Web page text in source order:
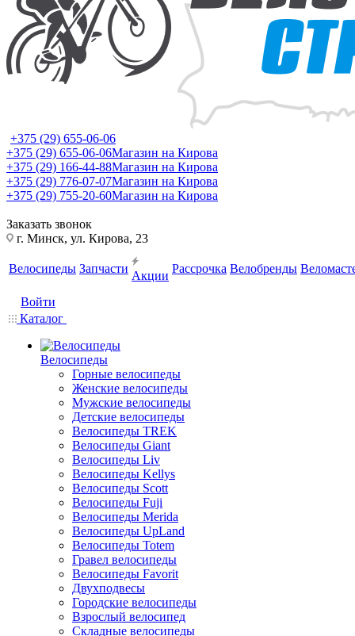
+375 (29) 655-06-06
+375 (29) 655-06-06Магазин на Кирова
+375 (29) 166-44-88Магазин на Кирова
+375 (29) 776-07-07Магазин на Кирова
+375 (29) 755-20-60Магазин на Кирова
Заказать звонок
г. Минск, ул. Кирова, 23
Велосипеды Запчасти
Акции
Рассрочка Велобренды
Войти
Каталог
Велосипеды
Горные велосипеды
Женские велосипеды
Мужские велосипеды
Детские велосипеды
Велосипеды TREK
Велосипеды Giant
Велосипеды Liv
Велосипеды Kellys
Велосипеды Scott
Велосипеды Fuji
Велосипеды Merida
Велосипеды UpLand
Велосипеды Totem
Гравел велосипеды
Велосипеды Favorit
Двухподвесы
Городские велосипеды
Взрослый велосипед
Складные велосипеды